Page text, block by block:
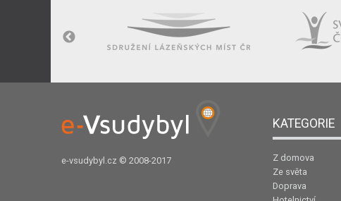
e-vsudybyl.cz © 2008-2017
KATEGORIE
Z domova
Ze světa
Doprava